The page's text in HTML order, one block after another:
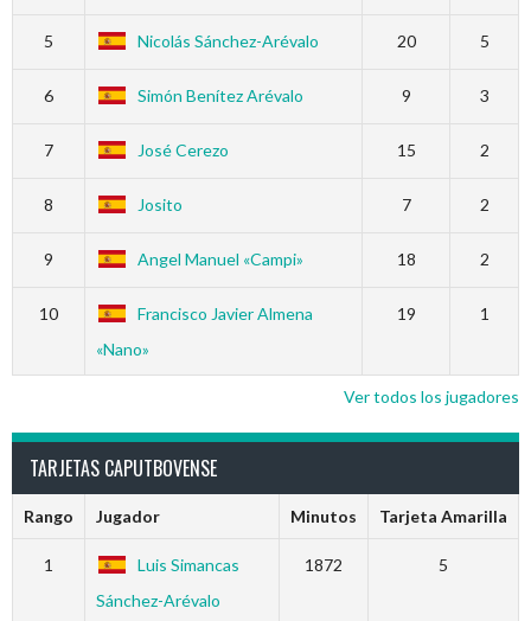
5 Nicolás Sánchez-Arévalo 20 5
6 Simón Benítez Arévalo 9 3
7 José Cerezo 15 2
8 Josito 7 2
9 Angel Manuel «Campi» 18 2
10
Francisco Javier Almena
«Nano»
19 1
Ver todos los jugadores
TARJETAS CAPUTBOVENSE
Rango Jugador Minutos Tarjeta Amarilla
1
Luis Simancas
Sánchez-Arévalo
1872 5